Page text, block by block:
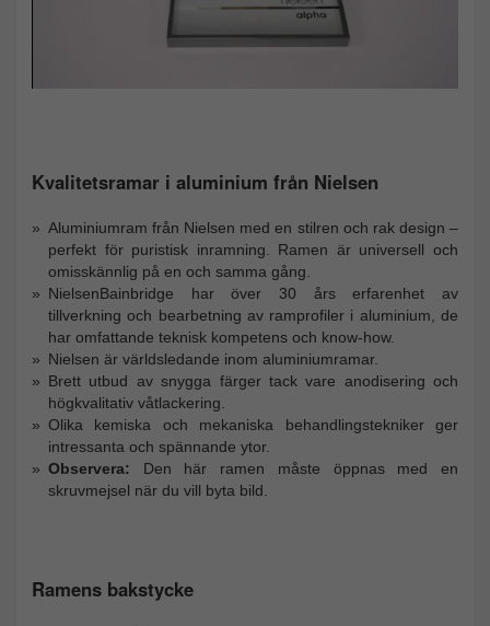
Kvalitetsramar i aluminium från Nielsen
Aluminiumram från Nielsen med en stilren och rak design –
perfekt för puristisk inramning. Ramen är universell och
omisskännlig på en och samma gång.
NielsenBainbridge har över 30 års erfarenhet av
tillverkning och bearbetning av ramprofiler i aluminium, de
har omfattande teknisk kompetens och know-how.
Nielsen är världsledande inom aluminiumramar.
Brett utbud av snygga färger tack vare anodisering och
högkvalitativ våtlackering.
Olika kemiska och mekaniska behandlingstekniker ger
intressanta och spännande ytor.
Observera: Den här ramen måste öppnas med en
skruvmejsel när du vill byta bild.
Ramens bakstycke